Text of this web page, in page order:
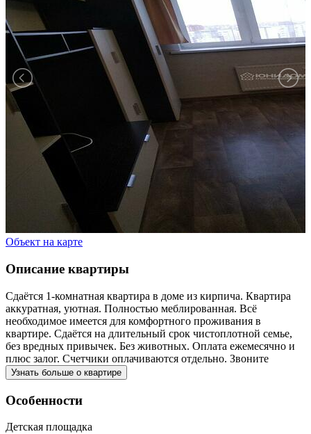
Объект на карте
Описание квартиры
Сдаётся 1-комнатная квартира в доме из кирпича. Квартира
аккуратная, уютная. Полностью меблированная. Всё
необходимое имеется для комфортного проживания в
квартире. Сдаётся на длительный срок чистоплотной семье,
без вредных привычек. Без животных. Оплата ежемесячно и
плюс залог. Счетчики оплачиваются отдельно. Звоните
Узнать больше о квартире
Особенности
Детская площадка